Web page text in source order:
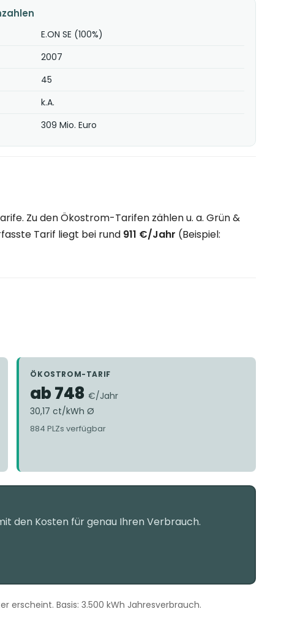
E.ON SE (100%)
2007
45
k.A.
309 Mio. Euro
Zu den Ökostrom-Tarifen zählen u. a. Grün &
Tarif liegt bei rund 911 €/Jahr (Beispiel:
ÖKOSTROM-TARIF
ab 748€/Jahr
30,17 ct/kWh Ø
884 PLZs verfügbar
den Kosten für genau Ihren Verbrauch.
erscheint. Basis: 3.500 kWh Jahresverbrauch.